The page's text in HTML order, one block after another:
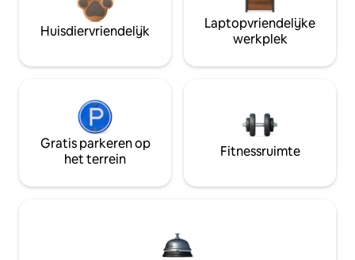
Huisdiervriendelijk
Laptopvriendelijke
werkplek
Gratis parkeren op
het terrein
Fitnessruimte